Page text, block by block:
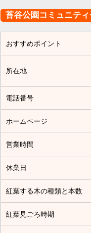
苔谷公園コミュニテ
おすすめポイント
所在地
電話番号
ホームページ
営業時間
休業日
紅葉する木の種類と本数
紅葉見ごろ時期